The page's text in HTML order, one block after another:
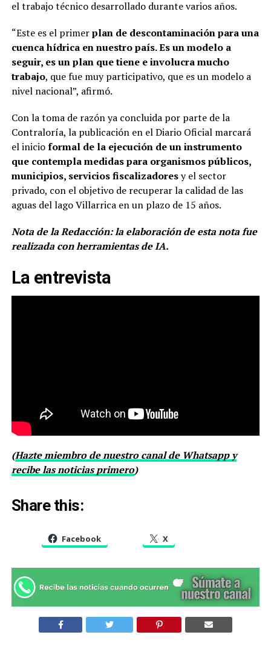
el trabajo técnico desarrollado durante varios años.
“Este es el primerplan de descontaminación para una
cuenca hídrica en nuestro país. Es un modelo a
seguir, es un plan que tiene e involucra mucho
trabajo, que fue muy participativo, que es un modelo a
nivel nacional”, afirmó.
Con la toma de razón ya concluida por parte de la
Contraloría, la publicación en el Diario Oficial marcará
el inicioformal de la ejecución de un instrumento
que contempla medidas para organismos públicos,
municipios, servicios fiscalizadoresy el sector
privado, con el objetivo de recuperar la calidad de las
aguas del lago Villarrica en un plazo de 15 años.
Nota de la Redacción: la elaboración de esta nota fue
realizada con herramientas de IA.
La entrevista
(Hazte miembro de nuestro canal de Whatsapp y
recibe las noticias primero)
Share this:
Facebook X